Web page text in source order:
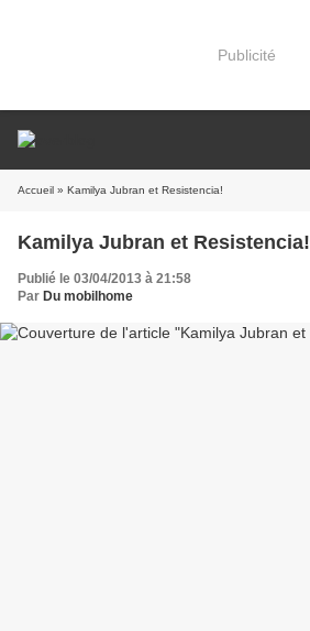
Publicité
Accueil » Kamilya Jubran et Resistencia!
Kamilya Jubran et Resistencia!
Publié le 03/04/2013 à 21:58
Par Du mobilhome